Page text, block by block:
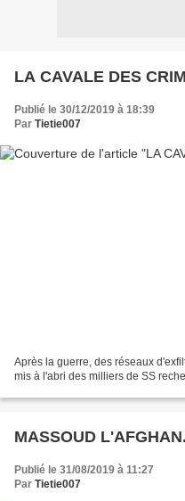
LA CAVALE DES
Publié le 30/12/2019 à 18:39
Par Tietie007
Après la guerre, des réseaux
mis à l'abri des milliers de SS
MASSOUD L'AFGHAN.
Publié le 31/08/2019 à 11:27
Par Tietie007